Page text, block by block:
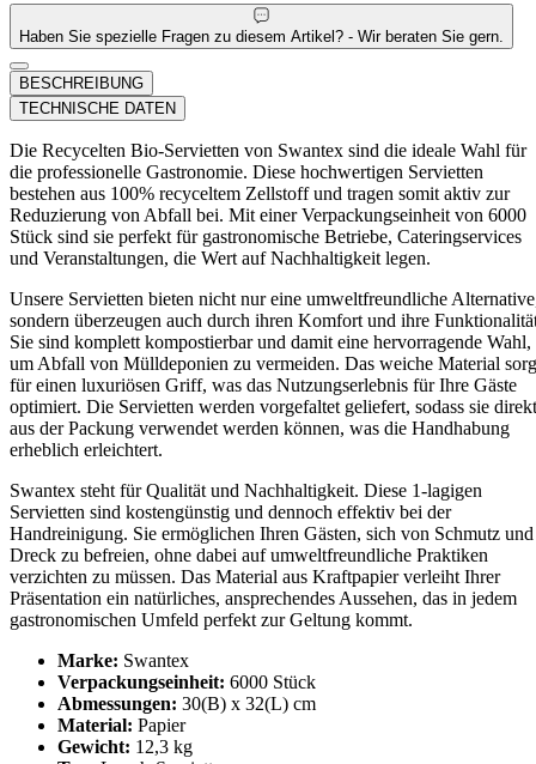
Haben Sie spezielle Fragen zu diesem Artikel? - Wir beraten Sie gern.
BESCHREIBUNG
TECHNISCHE DATEN
Die Recycelten Bio-Servietten von Swantex sind die ideale Wahl für
die professionelle Gastronomie. Diese hochwertigen Servietten
bestehen aus 100% recyceltem Zellstoff und tragen somit aktiv zur
Reduzierung von Abfall bei. Mit einer Verpackungseinheit von 6000
Stück sind sie perfekt für gastronomische Betriebe, Cateringservices
und Veranstaltungen, die Wert auf Nachhaltigkeit legen.
Unsere Servietten bieten nicht nur eine umweltfreundliche
sondern überzeugen auch durch ihren Komfort und ihre
Sie sind komplett kompostierbar und damit eine hervorragende Wahl,
um Abfall von Mülldeponien zu vermeiden. Das weiche Material
für einen luxuriösen Griff, was das Nutzungserlebnis für Ihre Gäste
optimiert. Die Servietten werden vorgefaltet geliefert, sodass sie direkt
aus der Packung verwendet werden können, was die Handhabung
erheblich erleichtert.
Swantex steht für Qualität und Nachhaltigkeit. Diese 1-lagigen
Servietten sind kostengünstig und dennoch effektiv bei der
Handreinigung. Sie ermöglichen Ihren Gästen, sich von Schmutz und
Dreck zu befreien, ohne dabei auf umweltfreundliche Praktiken
verzichten zu müssen. Das Material aus Kraftpapier verleiht Ihrer
Präsentation ein natürliches, ansprechendes Aussehen, das in jedem
gastronomischen Umfeld perfekt zur Geltung kommt.
Marke: Swantex
Verpackungseinheit: 6000 Stück
Abmessungen: 30(B) x 32(L) cm
Material: Papier
Gewicht: 12,3 kg